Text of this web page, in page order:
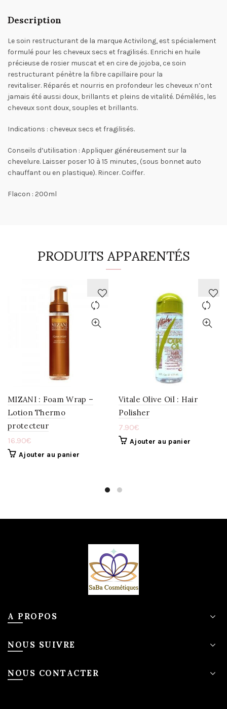
Description
Le soin restructurant de la marque Activilong, est spécialement
formulé pour les cheveux secs et fragilisés. Enrichi en huile
précieuse de rosier muscat et en cire de jojoba, ce soin
restructurant pénètre la fibre capillaire pour la
revitaliser. Réparés et nourris en profondeur les cheveux n’ont
jamais été aussi doux, brillants et pleins de vitalité. Démêlés, les
cheveux sont doux, souples et brillants.
Indications : cheveux secs et fragilisés.
Conseils d’utilisation : Appliquer généreusement sur la
chevelure. Laisser poser 10 à 15 minutes, (sous bonnet auto
chauffant ou en plastique). Rincer. Coiffer.
Flacon : 200ml
PRODUITS APPARENTÉS
MIZANI : Foam Wrap –
Lotion Thermo
protecteur
16.90€
Ajouter au panier
Vitale Olive Oil : Hair
Polisher
7.90€
Ajouter au panier
A PROPOS
NOUS SUIVRE
NOUS CONTACTER